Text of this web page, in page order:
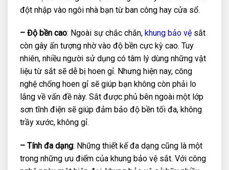
đột nhập vào ngôi nhà bạn từ ban công hay cửa sổ.
– Độ bền cao: Ngoài sự chắc chắn, khung bảo vệ sắt
còn gây ấn tượng nhờ vào độ bền cực kỳ cao. Tuy
nhiên, nhiều người sử dụng có tâm lý dùng những vật
liệu từ sắt sẽ dễ bị hoen gỉ. Nhưng hiện nay, công
nghệ chống hoen gỉ sẽ giúp bạn không còn phải lo
lắng về vấn đề này. Sắt được phủ bên ngoài một lớp
sơn tĩnh điện sẽ giúp đảm bảo độ bền tối đa, không
trầy xước, không gỉ.
– Tính đa dạng: Những thiết kế đa dạng cũng là một
trong những ưu điểm của khung bảo vệ sắt. Với công